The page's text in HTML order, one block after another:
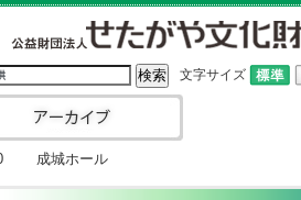
文字サイズ
成城ホール